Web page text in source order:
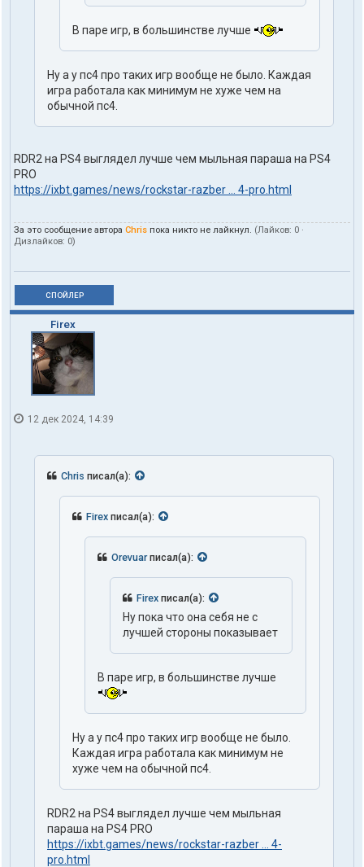
В паре игр, в большинстве лучше
Ну а у пс4 про таких игр вообще не было. Каждая
игра работала как минимум не хуже чем на
обычной пс4.
RDR2 на PS4 выглядел лучше чем мыльная параша на PS4
PRO
https://ixbt.games/news/rockstar-razber ... 4-pro.html
За это сообщение автора Chris пока никто не лайкнул. (Лайков: 0 ·
Дизлайков: 0)
СПОЙЛЕР
Firex
12 дек 2024, 14:39
Chris писал(а):
Firex писал(а):
Orevuarписал(а):
Firex писал(а):
Ну пока что она себя не с
лучшей стороны показывает
В паре игр, в большинстве лучше
Ну а у пс4 про таких игр вообще не было.
Каждая игра работала как минимум не
хуже чем на обычной пс4.
RDR2 на PS4 выглядел лучше чем мыльная
параша на PS4 PRO
https://ixbt.games/news/rockstar-razber ... 4-
pro.html